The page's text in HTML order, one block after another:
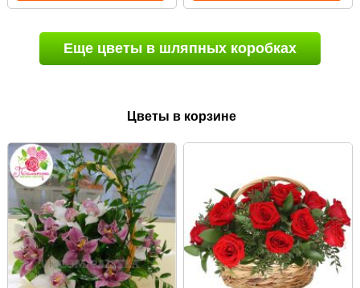
Еще цветы в шляпных коробках
Цветы в корзине